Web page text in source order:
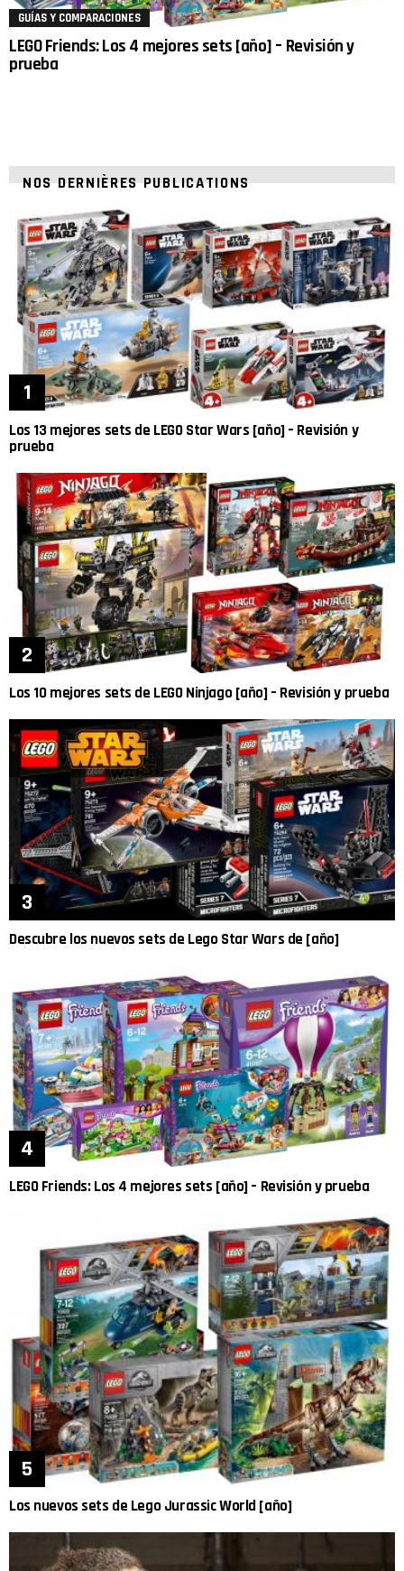
GUÍAS Y COMPARACIONES
LEGO Friends: Los 4 mejores sets [año] – Revisión y
prueba
NOS DERNIÈRES PUBLICATIONS
Los 13 mejores sets de LEGO Star Wars [año] – Revisión y
prueba
Los 10 mejores sets de LEGO Ninjago [año] – Revisión y prueba
Descubre los nuevos sets de Lego Star Wars de [año]
LEGO Friends: Los 4 mejores sets [año] – Revisión y prueba
Los nuevos sets de Lego Jurassic World [año]